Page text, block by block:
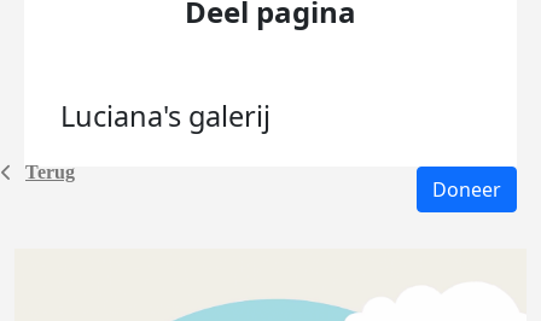
Terug
Deel pagina
Luciana's galerij
Doneer